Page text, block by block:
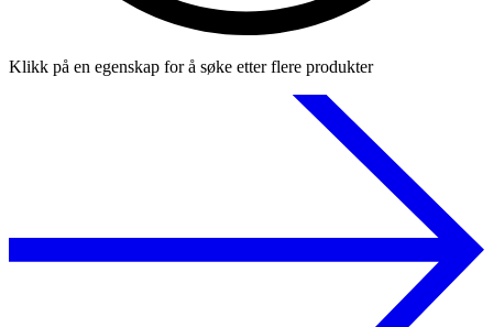
Klikk på en egenskap for å søke etter flere produkter